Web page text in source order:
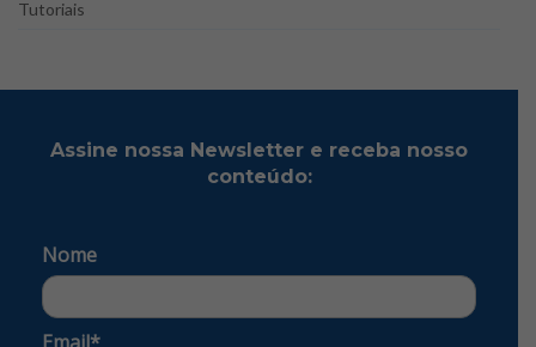
Tutoriais
Assine nossa Newsletter e receba nosso
conteúdo:
Nome
Email*